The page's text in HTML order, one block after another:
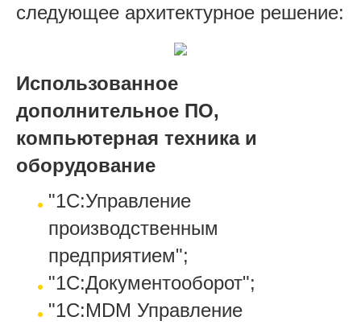
следующее архитектурное решение:
Использованное
дополнительное ПО,
компьютерная техника и
оборудование
"1С:Управление
производственным
предприятием";
"1С:Документооборот";
"1С:MDM Управление